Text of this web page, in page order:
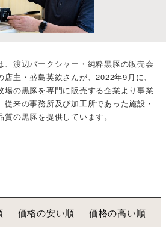
、渡辺バークシャー・純粋黒豚の販売会
主・盛島英欽さんが、2022年9月に、
場の黒豚を専門に販売する企業より事業
来の事務所及び加工所であった施設・
の黒豚を提供しています。
価格の安い順 価格の高い順